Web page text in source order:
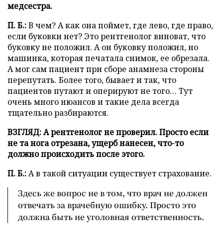
медсестра.
П. Б.:В чем? А как она поймет, где лево, где право,
если буковки нет? Это рентгенолог виноват, что
буковку не положил. А он буковку положил, но
машинка, которая печатала снимок, ее обрезала.
А мог сам пациент при сборе анамнеза стороны
перепутать. Более того, бывает и так, что
пациентов путают и оперируют не того… Тут
очень много нюансов и такие дела всегда
тщательно разбираются.
ВЗГЛЯД: А рентгенолог не проверил. Просто если
не та нога отрезана, ущерб нанесен, что-то
должно происходить после этого.
П. Б.:А в такой ситуации существует страхование.
Здесь же вопрос не в том, что врач не должен
отвечать за врачебную ошибку. Просто это
должна быть не уголовная ответственность.